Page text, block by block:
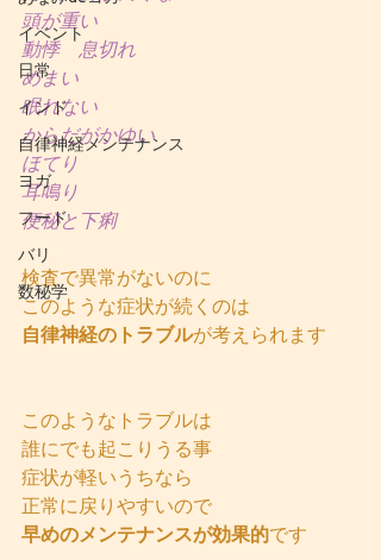
イベント
日常
インド
自律神経メンテナンス
ヨガ
フード
バリ
数秘学
頭が重い
動悸　息切れ
めまい
眠れない
からだがかゆい
ほてり
耳鳴り
便秘と下痢
検査で異常がないのに
このような症状が続くのは
自律神経のトラブルが考えられます
このようなトラブルは
誰にでも起こりうる事
症状が軽いうちなら
正常に戻りやすいので
早めのメンテナンスが効果的です